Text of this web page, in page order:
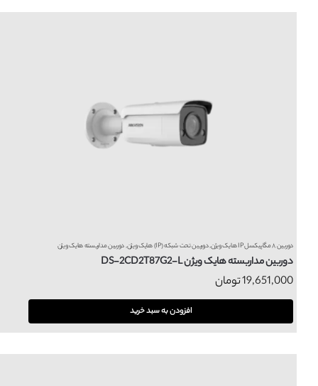
دوربین ۸ مگاپیکسل IP هایک ویژن ,دوربین تحت شبکه (IP) هایک ویژن ,دوربین مداربسته هایک ویژن
دوربین مداربسته هایک ویژن DS-2CD2T87G2-L
19,651,000تومان
افزودن به سبد خرید